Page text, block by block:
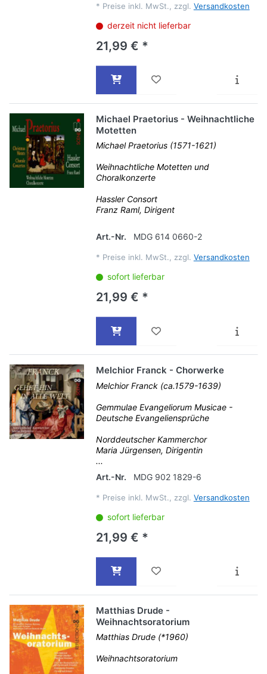
* Preise inkl. MwSt., zzgl. Versandkosten
derzeit nicht lieferbar
21,99 € *
Michael Praetorius - Weihnachtliche
Motetten
Michael Praetorius (1571-1621)
Weihnachtliche Motetten und
Choralkonzerte
Hassler Consort
Franz Raml, Dirigent
Art.-Nr. MDG 614 0660-2
* Preise inkl. MwSt., zzgl. Versandkosten
sofort lieferbar
21,99 € *
Melchior Franck - Chorwerke
Melchior Franck (ca.1579-1639)
Gemmulae Evangeliorum Musicae -
Deutsche Evangeliensprüche
Norddeutscher Kammerchor
Maria Jürgensen, Dirigentin
...
Art.-Nr.
MDG 902 1829-6
* Preise inkl. MwSt., zzgl. Versandkosten
sofort lieferbar
21,99 € *
Matthias Drude -
Weihnachtsoratorium
Matthias Drude (*1960)
Weihnachtsoratorium